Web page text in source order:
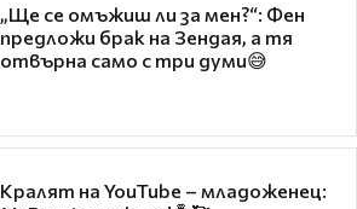
„Ще се омъжиш ли за мен?“: Фен
предложи брак на Зендая, а тя
отвърна само с три думи😅
Кралят на YouTube – младоженец: